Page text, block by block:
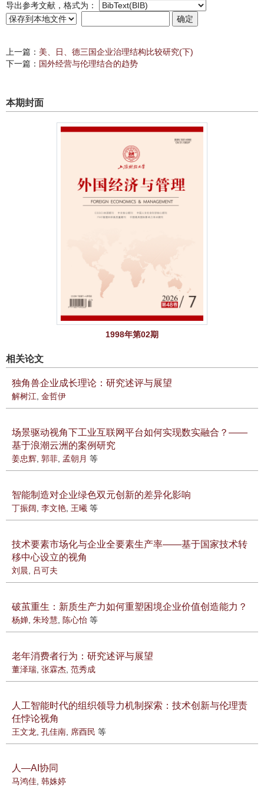
导出参考文献，格式为：
上一篇： 美、日、德三国企业治理结构比较研究(下)
下一篇： 国外经营与伦理结合的趋势
本期封面
1998年第02期
相关论文
独角兽企业成长理论：研究述评与展望
解树江, 金哲伊
场景驱动视角下工业互联网平台如何实现数实融合？——
基于浪潮云洲的案例研究
姜忠辉, 郭菲, 孟朝月 等
智能制造对企业绿色双元创新的差异化影响
丁振阔, 李文艳, 王曦 等
技术要素市场化与企业全要素生产率——基于国家技术转
移中心设立的视角
刘晨, 吕可夫
破茧重生：新质生产力如何重塑困境企业价值创造能力？
杨婵, 朱玲慧, 陈心怡 等
老年消费者行为：研究述评与展望
董泽瑞, 张霖杰, 范秀成
人工智能时代的组织领导力机制探索：技术创新与伦理责
任悖论视角
王文龙, 孔佳南, 席酉民 等
人—AI协同
马鸿佳, 韩姝婷